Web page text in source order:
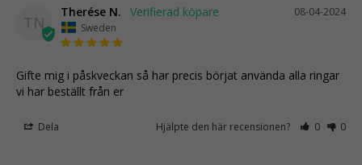
TN
08-04-2024
Therése N.
Sweden
Gifte mig i påskveckan så har precis börjat använda alla ringar
vi har beställt från er
Dela Hjälpte den här recensionen? 0 0